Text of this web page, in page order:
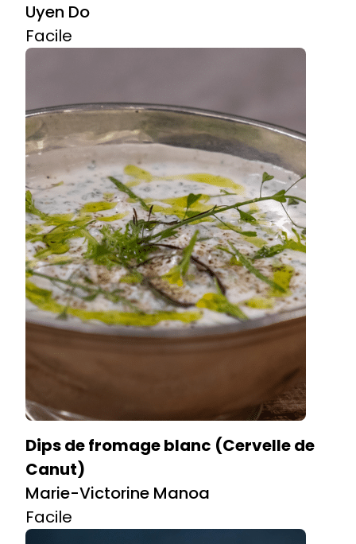
Uyen Do
Facile
Dips de fromage blanc (Cervelle de
Canut)
Marie-Victorine Manoa
Facile